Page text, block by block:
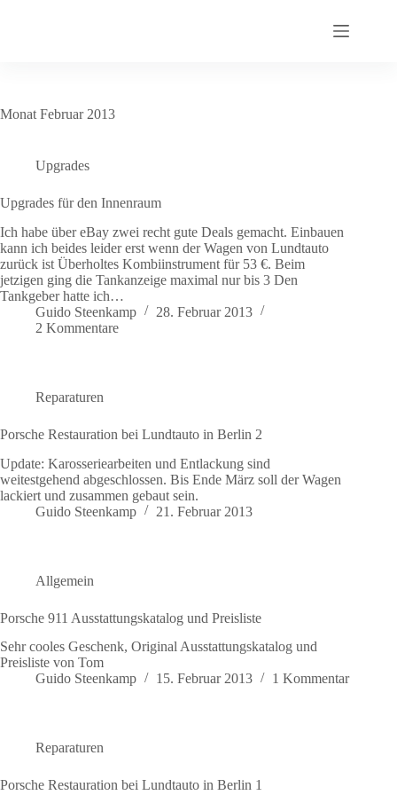
Monat Februar 2013
Upgrades
Upgrades für den Innenraum
Ich habe über eBay zwei recht gute Deals gemacht. Einbauen
kann ich beides leider erst wenn der Wagen von Lundtauto
zurück ist Überholtes Kombiinstrument für 53 €. Beim
jetzigen ging die Tankanzeige maximal nur bis 3 Den
Tankgeber hatte ich…
Guido Steenkamp
28. Februar 2013
2 Kommentare
Reparaturen
Porsche Restauration bei Lundtauto in Berlin 2
Update: Karosseriearbeiten und Entlackung sind
weitestgehend abgeschlossen. Bis Ende März soll der Wagen
lackiert und zusammen gebaut sein.
Guido Steenkamp
21. Februar 2013
Allgemein
Porsche 911 Ausstattungskatalog und Preisliste
Sehr cooles Geschenk, Original Ausstattungskatalog und
Preisliste von Tom
Guido Steenkamp
15. Februar 2013 1 Kommentar
Reparaturen
Porsche Restauration bei Lundtauto in Berlin 1